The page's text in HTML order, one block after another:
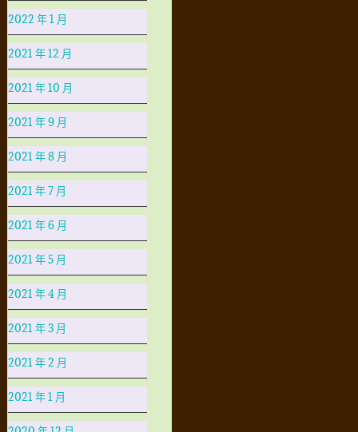
2022 年 1 月
2021 年 12 月
2021 年 10 月
2021 年 9 月
2021 年 8 月
2021 年 7 月
2021 年 6 月
2021 年 5 月
2021 年 4 月
2021 年 3 月
2021 年 2 月
2021 年 1 月